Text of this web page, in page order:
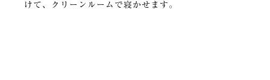
けて、クリーンルームで寝かせます。